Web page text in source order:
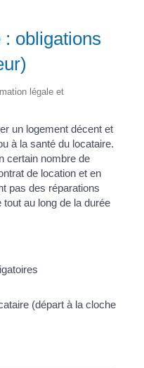
obligations
légale et
un logement décent et
à la santé du locataire.
certain nombre de
de location et en
pas des réparations
au long de la durée
(départ à la cloche